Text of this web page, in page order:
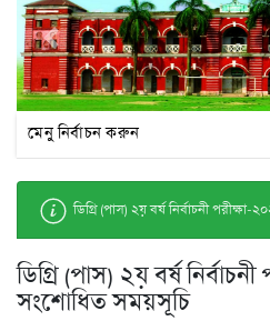
Previous
মেনু নির্বাচন করুন
ডিগ্রি (পাস) ২য় বর্ষ নির্বাচনী
ডিগ্রি (পাস) ২য় বর্ষ
সংশোধিত সময়সূচি